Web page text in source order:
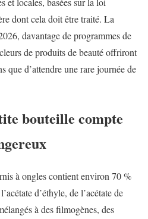
dont cela doit être traité. La
davantage de programmes de
de produits de beauté offriront
que d’attendre une rare journée de
bouteille compte
à ongles contient environ 70 %
d’éthyle, de l’acétate de
à des filmogènes, des